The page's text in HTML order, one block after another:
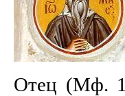
Отец (Мф.